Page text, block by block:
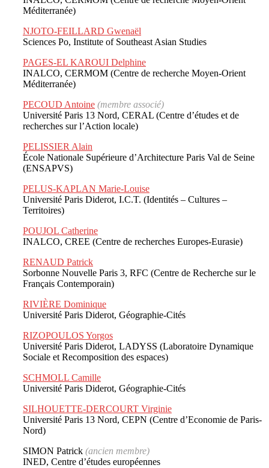
Méditerranée)
NJOTO-FEILLARD Gwenaël
Sciences Po, Institute of Southeast Asian Studies
PAGES-EL KAROUI Delphine
INALCO, CERMOM (Centre de recherche Moyen-Orient
Méditerranée)
PECOUD Antoine (membre associé)
Université Paris 13 Nord, CERAL (Centre d’études et de
recherches sur l’Action locale)
PELISSIER Alain
École Nationale Supérieure d’Architecture Paris Val de Seine
(ENSAPVS)
PELUS-KAPLAN Marie-Louise
Université Paris Diderot, I.C.T. (Identités – Cultures –
Territoires)
POUJOL Catherine
INALCO, CREE (Centre de recherches Europes-Eurasie)
RENAUD Patrick
Sorbonne Nouvelle Paris 3, RFC (Centre de Recherche sur le
Français Contemporain)
RIVIÈRE Dominique
Université Paris Diderot, Géographie-Cités
RIZOPOULOS Yorgos
Université Paris Diderot, LADYSS (Laboratoire Dynamique
Sociale et Recomposition des espaces)
SCHMOLL Camille
Université Paris Diderot, Géographie-Cités
SILHOUETTE-DERCOURT Virginie
Université Paris 13 Nord, CEPN (Centre d’Economie de Paris-
Nord)
SIMON Patrick (ancien membre)
INED, Centre d’études européennes